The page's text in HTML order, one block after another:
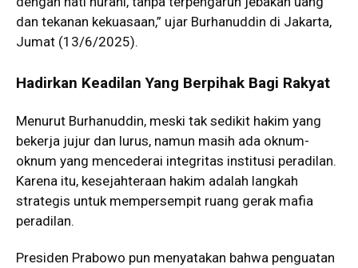
dan tekanan kekuasaan,” ujar Burhanuddin di Jakarta,
Jumat (13/6/2025).
Hadirkan Keadilan Yang Berpihak Bagi Rakyat
Menurut Burhanuddin, meski tak sedikit hakim yang
bekerja jujur dan lurus, namun masih ada oknum-
oknum yang mencederai integritas institusi peradilan.
Karena itu, kesejahteraan hakim adalah langkah
strategis untuk mempersempit ruang gerak mafia
peradilan.
Presiden Prabowo pun menyatakan bahwa penguatan